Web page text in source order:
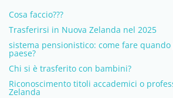
Cosa faccio???
Trasferirsi in Nuova Zelanda nel 2025
sistema pensionistico: come fare
paese?
Chi si è trasferito con bambini?
Riconoscimento titoli accademici o
Zelanda